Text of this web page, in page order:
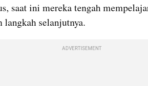
saat ini mereka tengah
langkah selanjutnya.
ADVERTISEMENT